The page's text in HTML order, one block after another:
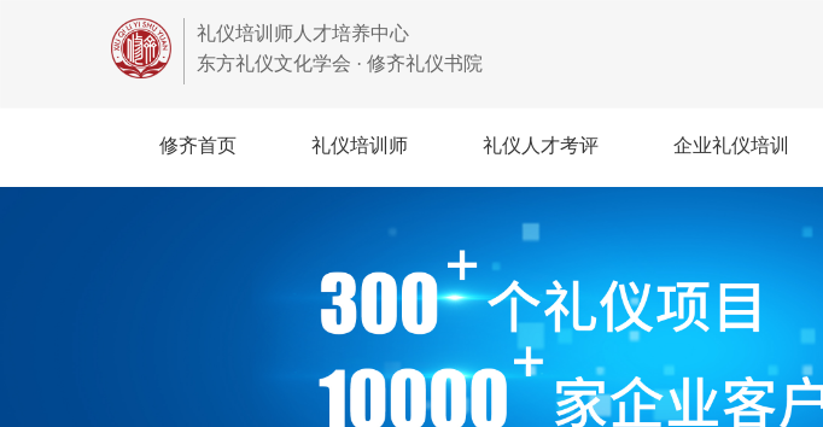
礼仪培训师人才培养中心
东方礼仪文化学会 · 修齐礼仪书院
修齐首页 礼仪培训师 礼仪人才考评 企业礼仪培训